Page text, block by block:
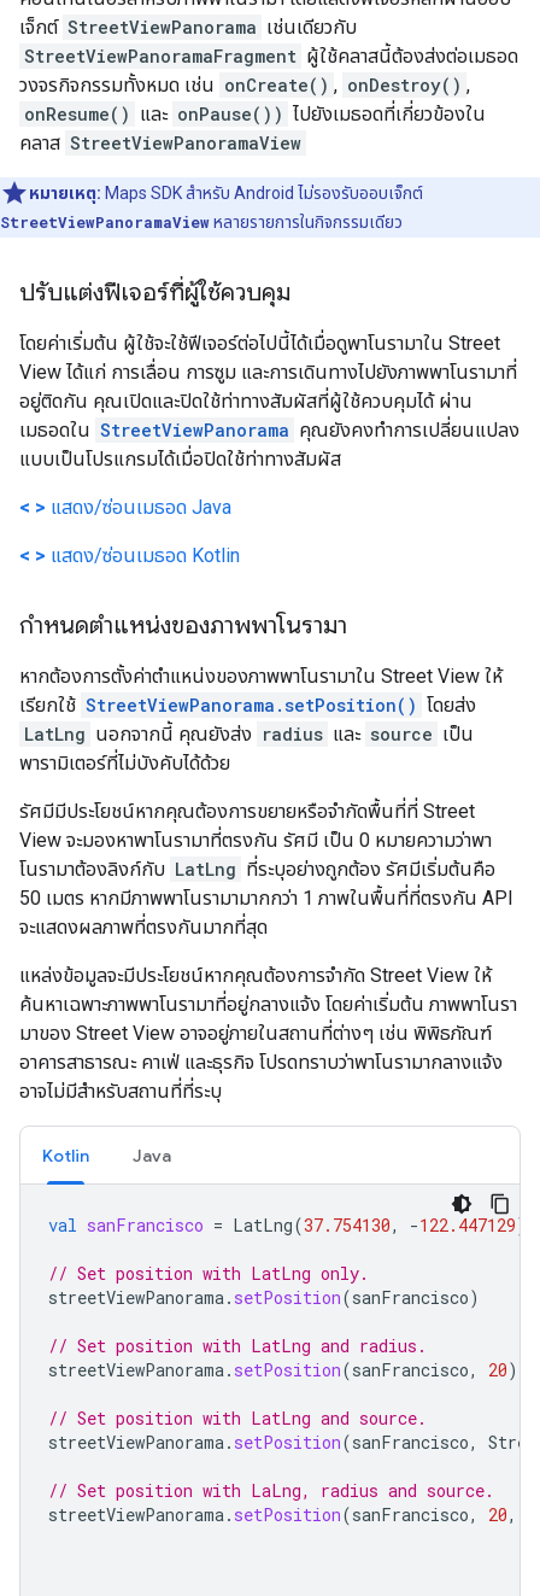
เจ็กต์ StreetViewPanorama เช่นเดียวกับ
StreetViewPanoramaFragment ผู้ใช้คลาสนี้ต้องส่งต่อเมธอด
วงจรกิจกรรมทั้งหมด เช่น onCreate() , onDestroy() ,
onResume() และ onPause()) ไปยังเมธอดที่เกี่ยวข้องใน
คลาส StreetViewPanoramaView
หมายเหตุ: Maps SDK สำหรับ Android ไม่รองรับออบเจ็กต์
StreetViewPanoramaViewหลายรายการในกิจกรรมเดียว
ปรับแต่งฟีเจอร์ที่ผู้ใช้ควบคุม
โดยค่าเริ่มต้น ผู้ใช้จะใช้ฟีเจอร์ต่อไปนี้ได้เมื่อดูพาโนรามาใน Street
View ได้แก่ การเลื่อน การซูม และการเดินทางไปยังภาพพาโนรามาที่
อยู่ติดกัน คุณเปิดและปิดใช้ท่าทางสัมผัสที่ผู้ใช้ควบคุมได้ ผ่าน
เมธอดใน StreetViewPanorama คุณยังคงทำการเปลี่ยนแปลง
แบบเป็นโปรแกรมได้เมื่อปิดใช้ท่าทางสัมผัส
< > แสดง/ซ่อนเมธอด Java
< > แสดง/ซ่อนเมธอด Kotlin
กำหนดตำแหน่งของภาพพาโนรามา
หากต้องการตั้งค่าตำแหน่งของภาพพาโนรามาใน Street View ให้
เรียกใช้ StreetViewPanorama.setPosition() โดยส่ง
LatLng นอกจากนี้ คุณยังส่ง radius และ source เป็น
พารามิเตอร์ที่ไม่บังคับได้ด้วย
รัศมีมีประโยชน์หากคุณต้องการขยายหรือจำกัดพื้นที่ที่ Street
View จะมองหาพาโนรามาที่ตรงกัน รัศมี เป็น 0 หมายความว่าพา
โนรามาต้องลิงก์กับ LatLng ที่ระบุอย่างถูกต้อง รัศมีเริ่มต้นคือ
50 เมตร หากมีภาพพาโนรามามากกว่า 1 ภาพในพื้นที่ที่ตรงกัน API
จะแสดงผลภาพที่ตรงกันมากที่สุด
แหล่งข้อมูลจะมีประโยชน์หากคุณต้องการจำกัด Street View ให้
ค้นหาเฉพาะภาพพาโนรามาที่อยู่กลางแจ้ง โดยค่าเริ่มต้น ภาพพาโนรา
มาของ Street View อาจอยู่ภายในสถานที่ต่างๆ เช่น พิพิธภัณฑ์
อาคารสาธารณะ คาเฟ่ และธุรกิจ โปรดทราบว่าพาโนรามากลางแจ้ง
อาจไม่มีสำหรับสถานที่ที่ระบุ
Kotlin Java
val sanFrancisco = LatLng(37.754130, -122.447129)
// Set position with LatLng only.
streetViewPanorama . setPosition(sanFrancisco)
// Set position with LatLng and radius.
streetViewPanorama . setPosition(sanFrancisco, 20)
// Set position with LatLng and source.
streetViewPanorama . setPosition(sanFrancisco,
// Set position with LaLng, radius and source.
streetViewPanorama . setPosition(sanFrancisco, 20,